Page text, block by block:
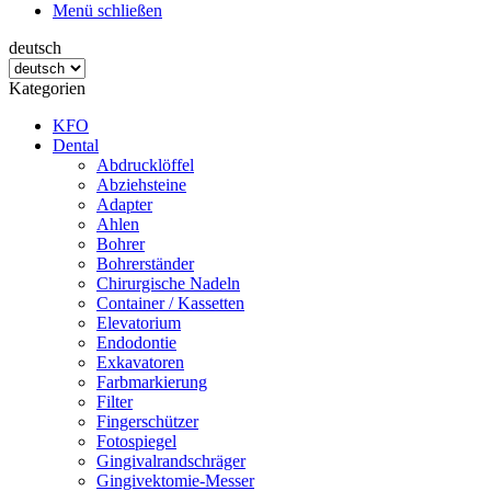
Menü schließen
deutsch
Kategorien
KFO
Dental
Abdrucklöffel
Abziehsteine
Adapter
Ahlen
Bohrer
Bohrerständer
Chirurgische Nadeln
Container / Kassetten
Elevatorium
Endodontie
Exkavatoren
Farbmarkierung
Filter
Fingerschützer
Fotospiegel
Gingivalrandschräger
Gingivektomie-Messer